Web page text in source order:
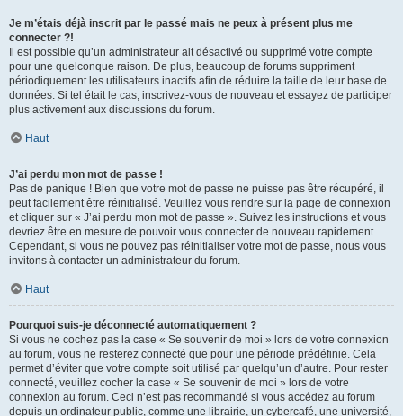
Je m’étais déjà inscrit par le passé mais ne peux à présent plus me
connecter ?!
Il est possible qu’un administrateur ait désactivé ou supprimé votre compte
pour une quelconque raison. De plus, beaucoup de forums suppriment
périodiquement les utilisateurs inactifs afin de réduire la taille de leur base de
données. Si tel était le cas, inscrivez-vous de nouveau et essayez de participer
plus activement aux discussions du forum.
Haut
J’ai perdu mon mot de passe !
Pas de panique ! Bien que votre mot de passe ne puisse pas être récupéré, il
peut facilement être réinitialisé. Veuillez vous rendre sur la page de connexion
et cliquer sur « J’ai perdu mon mot de passe ». Suivez les instructions et vous
devriez être en mesure de pouvoir vous connecter de nouveau rapidement.
Cependant, si vous ne pouvez pas réinitialiser votre mot de passe, nous vous
invitons à contacter un administrateur du forum.
Haut
Pourquoi suis-je déconnecté automatiquement ?
Si vous ne cochez pas la case « Se souvenir de moi » lors de votre connexion
au forum, vous ne resterez connecté que pour une période prédéfinie. Cela
permet d’éviter que votre compte soit utilisé par quelqu’un d’autre. Pour rester
connecté, veuillez cocher la case « Se souvenir de moi » lors de votre
connexion au forum. Ceci n’est pas recommandé si vous accédez au forum
depuis un ordinateur public, comme une librairie, un cybercafé, une université,